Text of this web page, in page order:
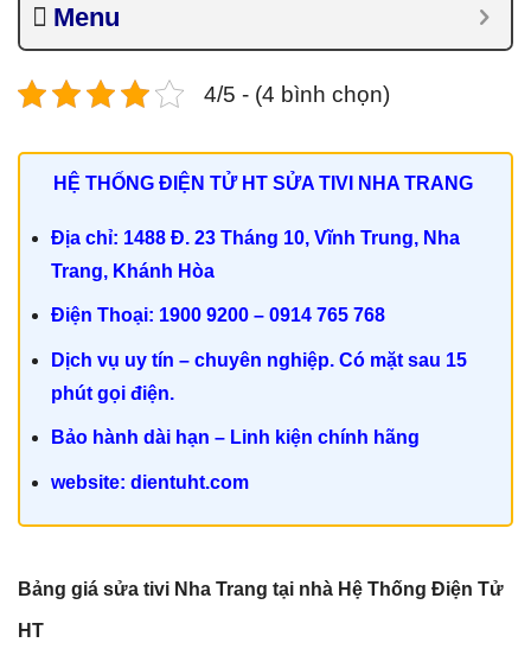
Menu
4/5 - (4 bình chọn)
HỆ THỐNG ĐIỆN TỬ HT SỬA TIVI NHA TRANG
Địa chỉ: 1488 Đ. 23 Tháng 10, Vĩnh Trung, Nha
Trang, Khánh Hòa
Điện Thoại: 1900 9200 – 0914 765 768
Dịch vụ uy tín – chuyên nghiệp. Có mặt sau 15
phút gọi điện.
Bảo hành dài hạn – Linh kiện chính hãng
website: dientuht.com
Bảng giá sửa tivi Nha Trang tại nhà Hệ Thống Điện Tử
HT